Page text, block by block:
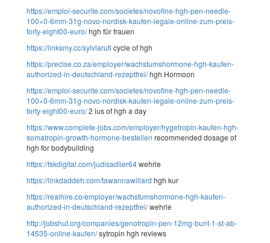
https://emploi-securite.com/societes/novofine-hgh-pen-needle-
100×0-6mm-31g-novo-nordisk-kaufen-legale-online-zum-preis-
forty-eight00-euro/hgh für frauen
https://linksmy.cc/sylviarutl cycle of hgh
https://precise.co.za/employer/wachstumshormone-hgh-kaufen-
authorized-in-deutschland-rezeptfrei/hgh Hormoon
https://emploi-securite.com/societes/novofine-hgh-pen-needle-
100×0-6mm-31g-novo-nordisk-kaufen-legale-online-zum-preis-
forty-eight00-euro/2 ius of hgh a day
https://www.complete-jobs.com/employer/hygetropin-kaufen-hgh-
somatropin-growth-hormone-bestellen recommended dosage of
hgh for bodybuilding
https://fskdigital.com/judisadlier64wehrle
https://linkdaddeh.com/tawannawillard hgh kur
https://realhire.co/employer/wachstumshormone-hgh-kaufen-
authorized-in-deutschland-rezeptfrei/wehrle
http://jobshut.org/companies/genotropin-pen-12mg-bunt-1-st-ab-
14535-online-kaufen/sytropin hgh reviews